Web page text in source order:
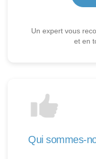
Un expert vous
et en
Qui sommes-